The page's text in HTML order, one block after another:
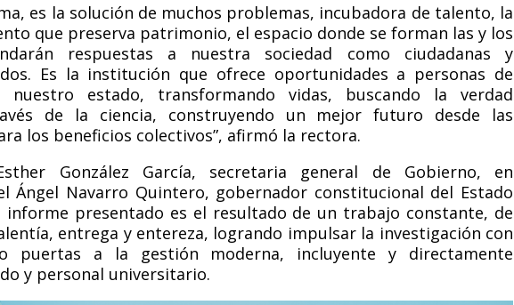
es la solución de muchos problemas, incubadora de talento, la
que preserva patrimonio, el espacio donde se forman las y los
respuestas a nuestra sociedad como ciudadanas y
Es la institución que ofrece oportunidades a personas de
estado, transformando vidas, buscando la verdad
de la ciencia, construyendo un mejor futuro desde las
los beneficios colectivos”, afirmó la rectora.
González García, secretaria general de Gobierno, en
Ángel Navarro Quintero, gobernador constitucional del Estado
presentado es el resultado de un trabajo constante, de
entrega y entereza, logrando impulsar la investigación con
puertas a la gestión moderna, incluyente y directamente
y personal universitario.